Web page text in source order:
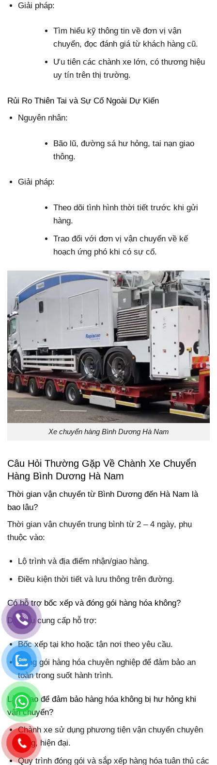
Giải pháp:
Tìm hiểu kỹ thông tin về đơn vị vận
chuyển, đọc đánh giá từ khách hàng cũ.
Ưu tiên các chành xe lớn, có thương hiệu
uy tín trên thị trường.
Rủi Ro Thiên Tai và Sự Cố Ngoài Dự Kiến
Nguyên nhân:
Bão lũ, đường sá hư hỏng, tai nạn giao
thông.
Giải pháp:
Theo dõi tình hình thời tiết trước khi gửi
hàng.
Trao đổi với đơn vị vận chuyển về kế
hoạch ứng phó khi có sự cố.
Xe chuyển hàng Bình Dương Hà Nam
Câu Hỏi Thường Gặp Về Chành Xe Chuyển
Hàng Bình Dương Hà Nam
Thời gian vận chuyển từ Bình Dương đến Hà Nam là
bao lâu?
Thời gian vận chuyển trung bình từ 2 – 4 ngày, phụ
thuộc vào:
Lộ trình và địa điểm nhận/giao hàng.
Điều kiện thời tiết và lưu thông trên đường.
Có hỗ trợ bốc xếp và đóng gói hàng hóa không?
Dịch vụ cung cấp hỗ trợ:
Bốc xếp tại kho hoặc tận nơi theo yêu cầu.
Đóng gói hàng hóa chuyên nghiệp để đảm bảo an
toàn trong suốt hành trình.
Làm sao để đảm bảo hàng hóa không bị hư hỏng khi
vận chuyển?
Chành xe sử dụng phương tiện vận chuyển chuyên
dụng, hiện đại.
Quy trình đóng gói và sắp xếp hàng hóa tuân thủ các